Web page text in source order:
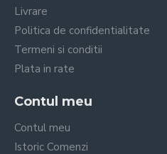
Livrare
Politica de confidentialitate
Termeni si conditii
Plata in rate
Contul meu
Contul meu
Istoric Comenzi